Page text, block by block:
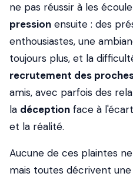
ne pas réussir à les
pression ensuite : des
enthousiastes, une
toujours plus, et la
recrutement des
amis, avec parfois des
la déception face à
et la réalité.
Aucune de ces plaintes
mais toutes décrivent